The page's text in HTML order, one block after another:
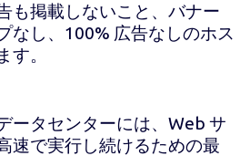
も掲載しないこと、バナー
なし、100% 広告なしのホス
す。
ータセンターには、Web サ
速で実行し続けるための最